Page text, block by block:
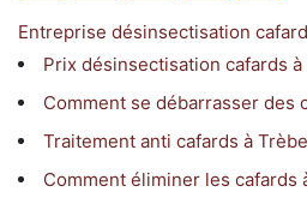
Entreprise désinsectisation
Prix désinsectisation cafards à
Comment se débarrasser des
Traitement anti cafards à
Comment éliminer les cafards